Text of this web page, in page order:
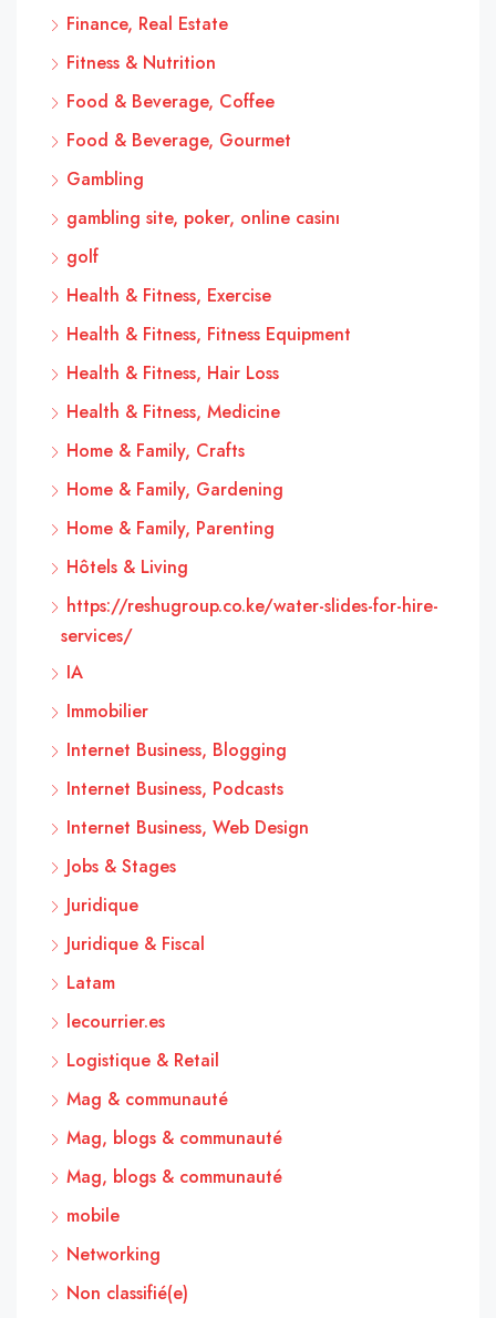
Finance, Real Estate
Fitness & Nutrition
Food & Beverage, Coffee
Food & Beverage, Gourmet
Gambling
gambling site, poker, online casinı
golf
Health & Fitness, Exercise
Health & Fitness, Fitness Equipment
Health & Fitness, Hair Loss
Health & Fitness, Medicine
Home & Family, Crafts
Home & Family, Gardening
Home & Family, Parenting
Hôtels & Living
https://reshugroup.co.ke/water-slides-for-hire-
services/
IA
Immobilier
Internet Business, Blogging
Internet Business, Podcasts
Internet Business, Web Design
Jobs & Stages
Juridique
Juridique & Fiscal
Latam
lecourrier.es
Logistique & Retail
Mag & communauté
Mag, blogs & communauté
Mag, blogs & communauté
mobile
Networking
Non classifié(e)